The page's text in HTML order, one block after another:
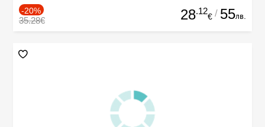
-20%
35.28€ 28.12
€ / 55лв.